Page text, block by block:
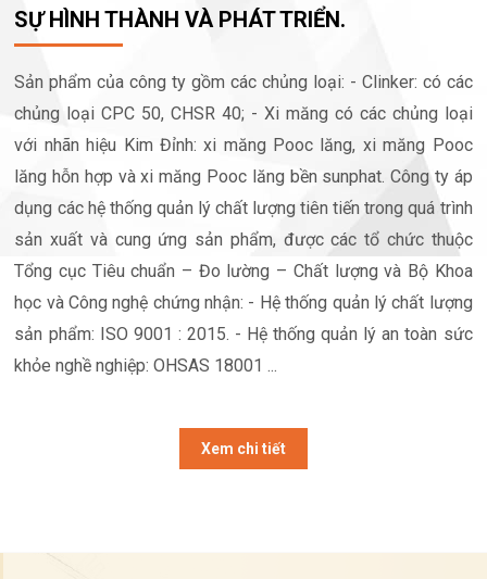
SỰ HÌNH THÀNH VÀ PHÁT TRIỂN.
Sản phẩm của công ty gồm các chủng loại: - Clinker: có các
chủng loại CPC 50, CHSR 40; - Xi măng có các chủng loại
với nhãn hiệu Kim Đỉnh: xi măng Pooc lăng, xi măng Pooc
lăng hỗn hợp và xi măng Pooc lăng bền sunphat. Công ty áp
dụng các hệ thống quản lý chất lượng tiên tiến trong quá trình
sản xuất và cung ứng sản phẩm, được các tổ chức thuộc
Tổng cục Tiêu chuẩn – Đo lường – Chất lượng và Bộ Khoa
học và Công nghệ chứng nhận: - Hệ thống quản lý chất lượng
sản phẩm: ISO 9001 : 2015. - Hệ thống quản lý an toàn sức
khỏe nghề nghiệp: OHSAS 18001 ...
Xem chi tiết